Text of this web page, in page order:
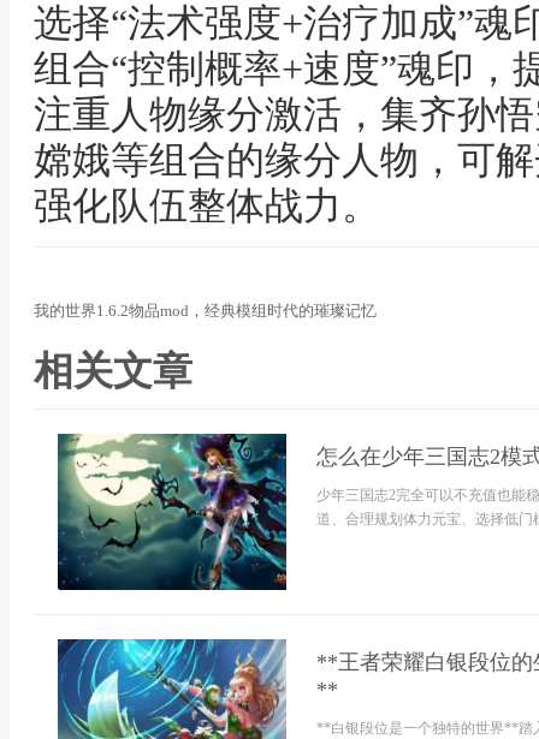
选择“法术强度+治疗加成”魂
组合“控制概率+速度”魂印，
注重人物缘分激活，集齐孙
嫦娥等组合的缘分人物，可
强化队伍整体战力。
我的世界1.6.2物品mod，经典模组时代的璀璨记忆
相关文章
怎么在少年三国志2模
少年三国志2完全可以不充值也能
道、合理规划体力元宝、选择低
**王者荣耀白银段位
**
**白银段位是一个独特的世界**踏